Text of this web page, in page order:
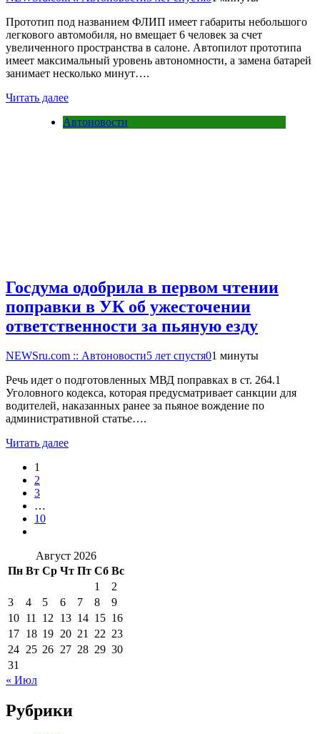
Прототип под названием ФЛИП имеет габариты небольшого
легкового автомобиля, но вмещает 6 человек за счет
увеличенного пространства в салоне. Автопилот прототипа
имеет максимальный уровень автономности, а замена батарей
занимает несколько минут….
Читать далее
Автоновости
Госдума одобрила в первом чтении
поправки в УК об ужесточении
ответственности за пьяную езду
NEWSru.com :: Автоновости5 лет спустя01 минуты
Речь идет о подготовленных МВД поправках в ст. 264.1
Уголовного кодекса, которая предусматривает санкции для
водителей, наказанных ранее за пьяное вождение по
административной статье….
Читать далее
1
2
3
…
10
Август 2026
Пн Вт Ср Чт Пт Сб Вс
1
2
3
4 5 6 7 8
9
10 11 12 13 14 15 16
17 18 19 20 21 22 23
24 25 26 27 28 29 30
31
« Июл
Рубрики